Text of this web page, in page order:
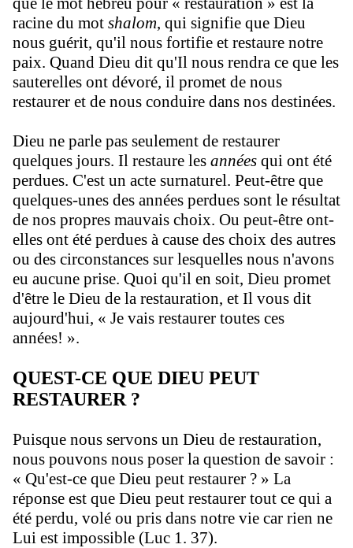
racine du mot shalom, qui signifie que Dieu
nous guérit, qu'il nous fortifie et restaure notre
paix. Quand Dieu dit qu'Il nous rendra ce que les
sauterelles ont dévoré, il promet de nous
restaurer et de nous conduire dans nos destinées.
Dieu ne parle pas seulement de restaurer
quelques jours. Il restaure les années qui ont été
perdues. C'est un acte surnaturel. Peut-être que
quelques-unes des années perdues sont le résultat
de nos propres mauvais choix. Ou peut-être ont-
elles ont été perdues à cause des choix des autres
ou des circonstances sur lesquelles nous n'avons
eu aucune prise. Quoi qu'il en soit, Dieu promet
d'être le Dieu de la restauration, et Il vous dit
aujourd'hui, « Je vais restaurer toutes ces
années! ».
QUEST-CE QUE DIEU PEUT
RESTAURER ?
Puisque nous servons un Dieu de restauration,
nous pouvons nous poser la question de savoir :
« Qu'est-ce que Dieu peut restaurer ? » La
réponse est que Dieu peut restaurer tout ce qui a
été perdu, volé ou pris dans notre vie car rien ne
Lui est impossible (Luc 1. 37).